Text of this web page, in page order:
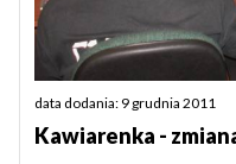
data dodania: 9 grudnia 2011
Kawiarenka -